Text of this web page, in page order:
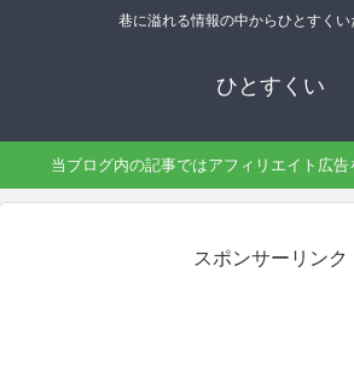
巷に溢れる情報の中からひとすくい
ひとすくい
当ブログ内の記事ではアフィリエイト広告
スポンサーリンク